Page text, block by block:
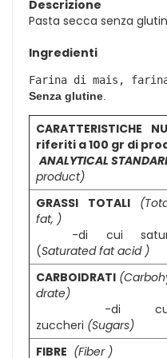
Descrizione
Pasta secca senza
Ingredienti
Senza glutine
CARATTERISTICHE
riferiti a 100 gr di
ANALYTICAL
product)
GRASSI TOTALI
fat, )
-di cui
(Saturated fat acid )
CARBOIDRATI (
drate)
-di
zuccheri (Sugars)
FIBRE (Fiber )